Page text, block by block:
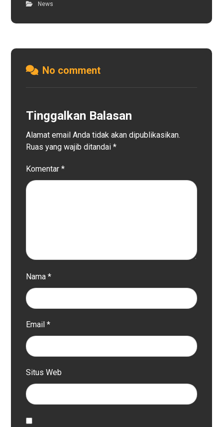
News
No comment
Tinggalkan Balasan
Alamat email Anda tidak akan dipublikasikan.
Ruas yang wajib ditandai*
Komentar*
Nama*
Email*
Situs Web